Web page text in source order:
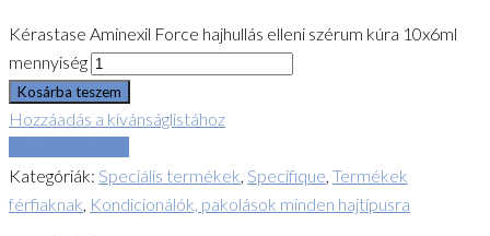
Kérastase Aminexil Force hajhullás elleni szérum kúra 10x6ml
mennyiség
Kosárba teszem
Hozzáadás a kívánságlistához
Kategóriák: Speciális termékek, Specifique, Termékek
férfiaknak, Kondicionálók, pakolások minden hajtípusra